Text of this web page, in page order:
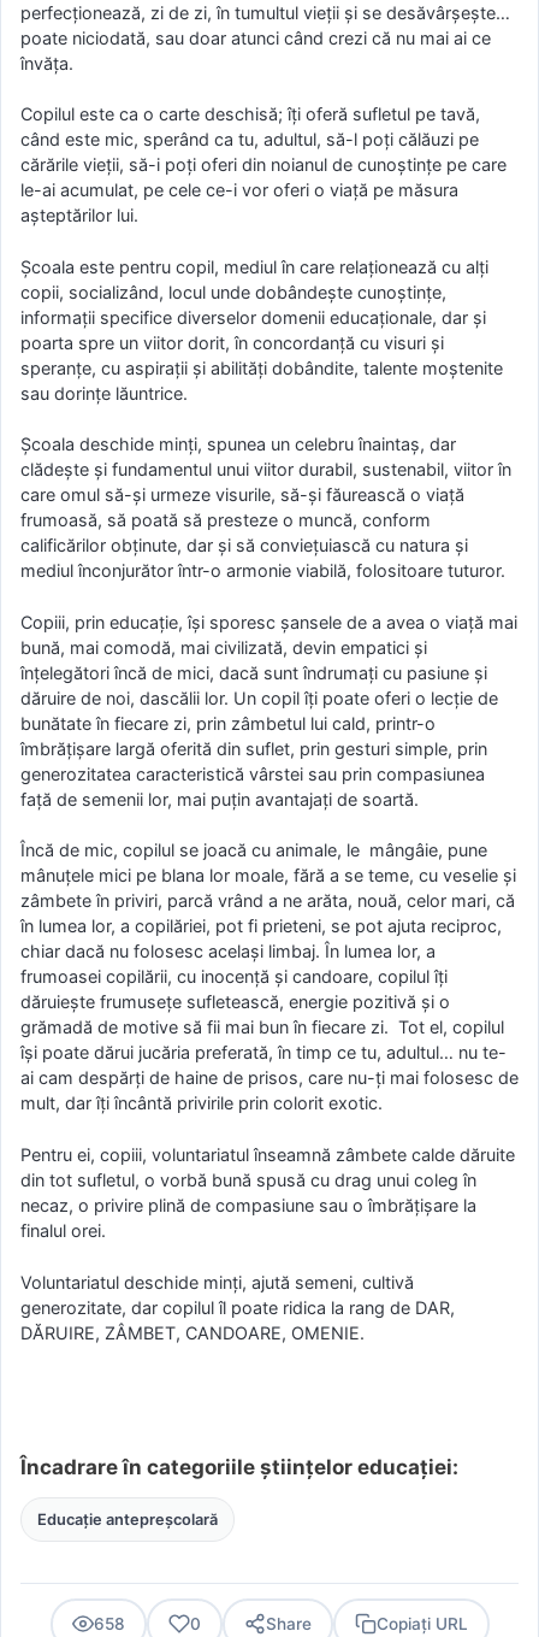
perfecționează, zi de zi, în tumultul vieții și se desăvârșește…
poate niciodată, sau doar atunci când crezi că nu mai ai ce
învăța.
Copilul este ca o carte deschisă; îți oferă sufletul pe tavă,
când este mic, sperând ca tu, adultul, să-l poți călăuzi pe
cărările vieții, să-i poți oferi din noianul de cunoștințe pe care
le-ai acumulat, pe cele ce-i vor oferi o viață pe măsura
așteptărilor lui.
Școala este pentru copil, mediul în care relaționează cu alți
copii, socializând, locul unde dobândește cunoștințe,
informații specifice diverselor domenii educaționale, dar și
poarta spre un viitor dorit, în concordanță cu visuri și
speranțe, cu aspirații și abilități dobândite, talente moștenite
sau dorințe lăuntrice.
Școala deschide minți, spunea un celebru înaintaș, dar
clădește și fundamentul unui viitor durabil, sustenabil, viitor în
care omul să-și urmeze visurile, să-și făurească o viață
frumoasă, să poată să presteze o muncă, conform
calificărilor obținute, dar și să conviețuiască cu natura și
mediul înconjurător într-o armonie viabilă, folositoare tuturor.
Copiii, prin educație, își sporesc șansele de a avea o viață mai
bună, mai comodă, mai civilizată, devin empatici și
înțelegători încă de mici, dacă sunt îndrumați cu pasiune și
dăruire de noi, dascălii lor. Un copil îți poate oferi o lecție de
bunătate în fiecare zi, prin zâmbetul lui cald, printr-o
îmbrățișare largă oferită din suflet, prin gesturi simple, prin
generozitatea caracteristică vârstei sau prin compasiunea
față de semenii lor, mai puțin avantajați de soartă.
Încă de mic, copilul se joacă cu animale, le mângâie, pune
mânuțele mici pe blana lor moale, fără a se teme, cu veselie și
zâmbete în priviri, parcă vrând a ne arăta, nouă, celor mari, că
în lumea lor, a copilăriei, pot fi prieteni, se pot ajuta reciproc,
chiar dacă nu folosesc același limbaj. În lumea lor, a
frumoasei copilării, cu inocență și candoare, copilul îți
dăruiește frumusețe sufletească, energie pozitivă și o
grămadă de motive să fii mai bun în fiecare zi. Tot el, copilul
își poate dărui jucăria preferată, în timp ce tu, adultul… nu te-
ai cam despărți de haine de prisos, care nu-ți mai folosesc de
mult, dar îți încântă privirile prin colorit exotic.
Pentru ei, copiii, voluntariatul înseamnă zâmbete calde dăruite
din tot sufletul, o vorbă bună spusă cu drag unui coleg în
necaz, o privire plină de compasiune sau o îmbrățișare la
finalul orei.
Voluntariatul deschide minți, ajută semeni, cultivă
generozitate, dar copilul îl poate ridica la rang de DAR,
DĂRUIRE, ZÂMBET, CANDOARE, OMENIE.
Încadrare în categoriile științelor educației:
Educație antepreșcolară
658 0 Share Copiați URL